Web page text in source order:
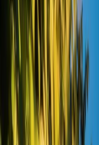
AI assistent
Advertentie